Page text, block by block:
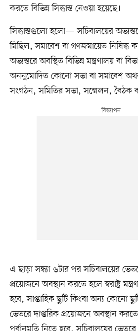
করতে বিভিন্ন সিদ্ধান্ত নেওয়া হয়েছে।
সিদ্ধান্তগুলো হলো— সচিবালয়ের
মিছিল, সমাবেশ বা গণজমায়েত নিষিদ্ধ
অভ্যন্তরে অবস্থিত বিভিন্ন মন্ত্রণালয় বা
অননুমোদিত কোনো সভা বা সমাবেশ
সংগঠন, সমিতির সভা, সম্মেলন, বৈঠক
এ ছাড়া সন্ধ্যা ৬টার পর সচিবালয়ের
প্রয়োজনে অবস্থান করতে হলে স্বরাষ্ট্র
হবে, সাপ্তাহিক ছুটি কিংবা অন্য কোনো
ভেতরে দাপ্তরিক প্রয়োজনে অবস্থান করতে